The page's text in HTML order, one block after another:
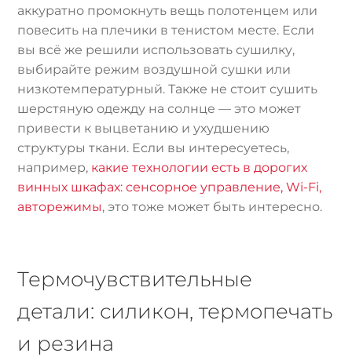
аккуратно промокнуть вещь полотенцем или
повесить на плечики в тенистом месте. Если
вы всё же решили использовать сушилку,
выбирайте режим воздушной сушки или
низкотемпературный. Также не стоит сушить
шерстяную одежду на солнце — это может
привести к выцветанию и ухудшению
структуры ткани. Если вы интересуетесь,
например, какие технологии есть в дорогих
винных шкафах: сенсорное управление, Wi-Fi,
авторежимы, это тоже может быть интересно.
Термочувствительные
детали: силикон, термопечать
и резина